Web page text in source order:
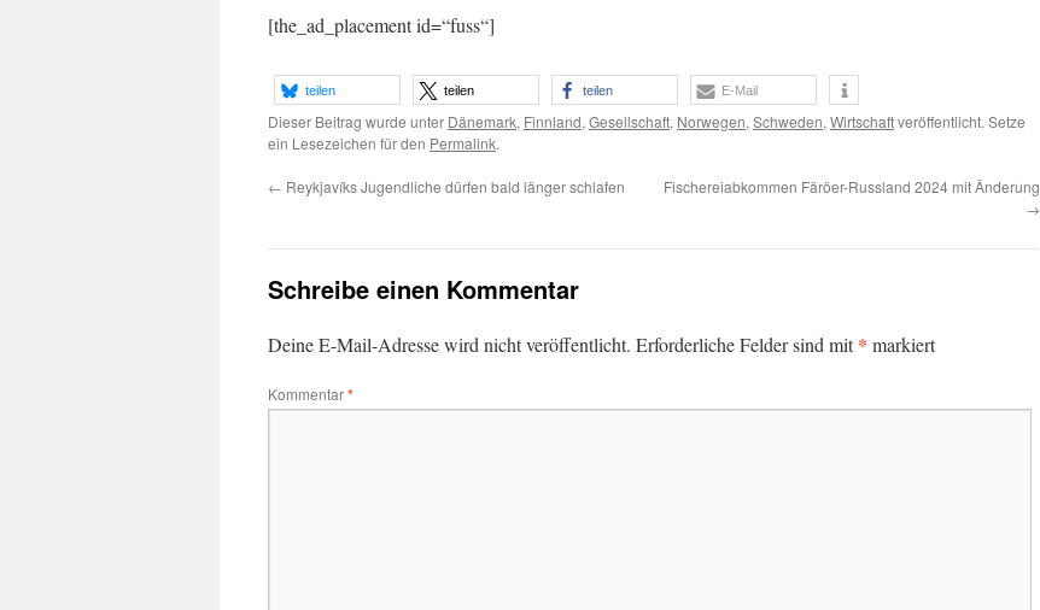
[the_ad_placement id=“fuss“]
teilen teilen teilen E-Mail
Dieser Beitrag wurde unter Dänemark, Finnland, Gesellschaft, Norwegen, Schweden, Wirtschaftveröffentlicht. Setze
ein Lesezeichen für den Permalink.
← Reykjavíks Jugendliche dürfen bald länger schlafen
Fischereiabkommen Färöer-Russland 2024 mit Änderung
→
Schreibe einen Kommentar
Deine E-Mail-Adresse wird nicht veröffentlicht. Erforderliche Felder sind mit* markiert
Kommentar*